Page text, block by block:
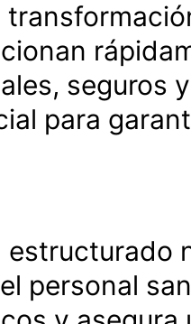
seguros
para
personal